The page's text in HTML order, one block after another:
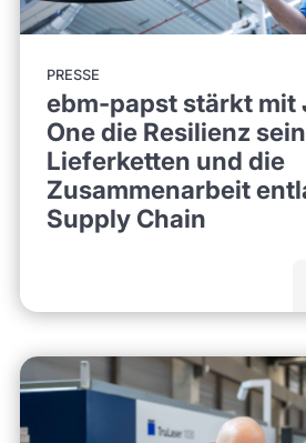
PRESSE
ebm-papst stärkt mit
One die Resilienz
Lieferketten und die
Zusammenarbeit
Supply Chain